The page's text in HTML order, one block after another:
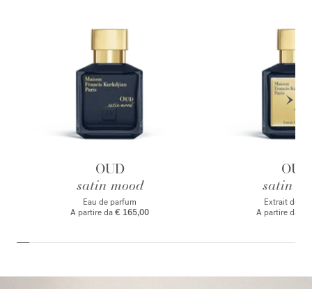
OUD
satin mood
Eau de parfum
A partire da€ 165,00
OUD
satin
Extrait de
A partire da